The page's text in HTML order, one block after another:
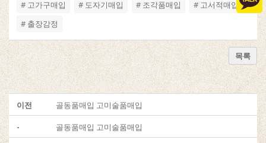
# 고가구매입
# 도자기매입 # 조각품매입
# 고서적매입
# 출장감정
목록
이전 골동품매입 고미술품매입
- 골동품매입 고미술품매입